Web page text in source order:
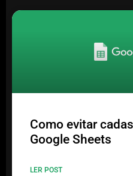
Como evitar
Google Sheets
LER POST